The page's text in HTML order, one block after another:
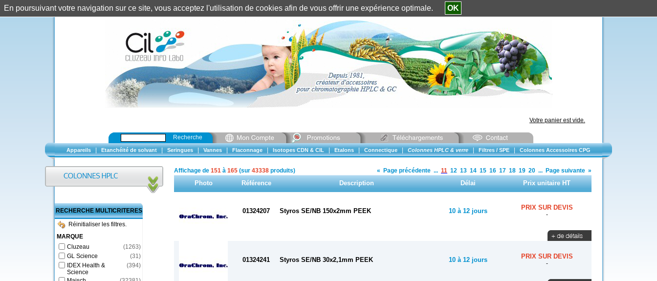
Identification client ||Mon compte
Votre panier est vide.
Recherche
Appareils Etanchéité de solvant Seringues Vannes Flaconnage Isotopes CDN & CIL Etalons Connectique Colonnes HPLC & verre Filtres / SPE Colonnes Accessoires CPG
RECHERCHE MULTICRITERES
Réinitialiser les filtres.
MARQUE
Cluzeau
(1263)
GL Science
(31)
IDEX Health &
Science
(394)
Affichage de 151 à 165 (sur 43338 produits) « Page précédente ... 11 12 13 14 15 16 17 18 19 20 ... Page suivante »
Photo Référence Description Délai Prix unitaire HT
01324207 Styros SE/NB 150x2mm PEEK 10 à 12 jours PRIX SUR DEVIS
-
01324241 Styros SE/NB 30x2,1mm PEEK 10 à 12 jours PRIX SUR DEVIS
-
En poursuivant votre navigation sur ce site, vous acceptez l'utilisation de cookies afin de vous offrir une expérience optimale. OK